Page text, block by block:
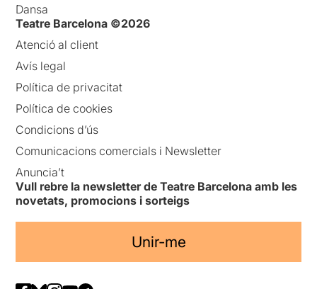
Dansa
Teatre Barcelona ©2026
Atenció al client
Avís legal
Política de privacitat
Política de cookies
Condicions d’ús
Comunicacions comercials i Newsletter
Anuncia’t
Vull rebre la newsletter de Teatre Barcelona amb les
novetats, promocions i sorteigs
Unir-me